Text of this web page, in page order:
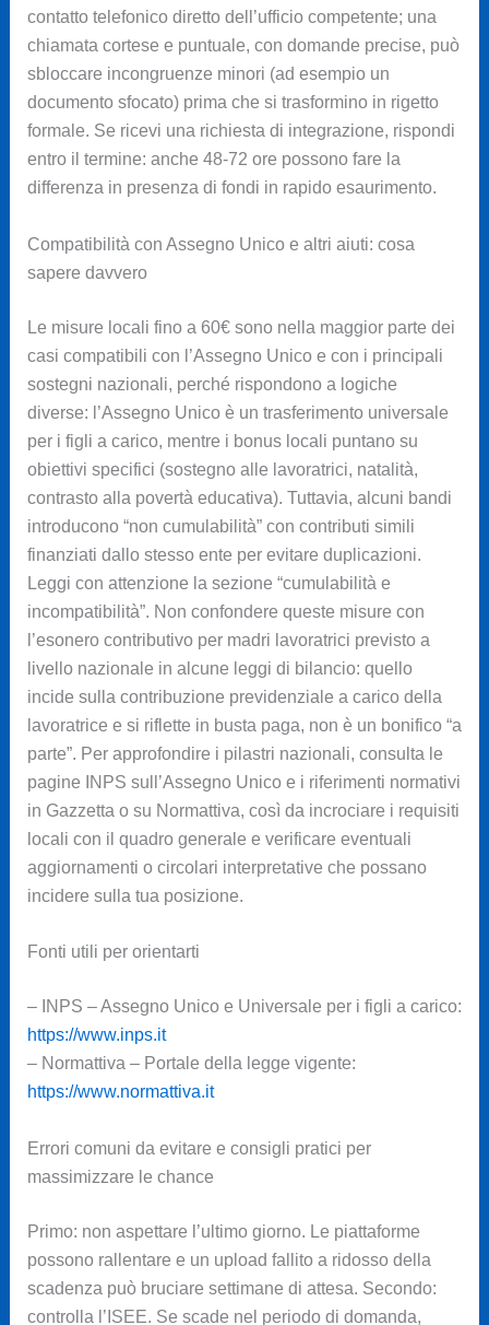
contatto telefonico diretto dell’ufficio competente; una
chiamata cortese e puntuale, con domande precise, può
sbloccare incongruenze minori (ad esempio un
documento sfocato) prima che si trasformino in rigetto
formale. Se ricevi una richiesta di integrazione, rispondi
entro il termine: anche 48-72 ore possono fare la
differenza in presenza di fondi in rapido esaurimento.
Compatibilità con Assegno Unico e altri aiuti: cosa
sapere davvero
Le misure locali fino a 60€ sono nella maggior parte dei
casi compatibili con l’Assegno Unico e con i principali
sostegni nazionali, perché rispondono a logiche
diverse: l’Assegno Unico è un trasferimento universale
per i figli a carico, mentre i bonus locali puntano su
obiettivi specifici (sostegno alle lavoratrici, natalità,
contrasto alla povertà educativa). Tuttavia, alcuni bandi
introducono “non cumulabilità” con contributi simili
finanziati dallo stesso ente per evitare duplicazioni.
Leggi con attenzione la sezione “cumulabilità e
incompatibilità”. Non confondere queste misure con
l’esonero contributivo per madri lavoratrici previsto a
livello nazionale in alcune leggi di bilancio: quello
incide sulla contribuzione previdenziale a carico della
lavoratrice e si riflette in busta paga, non è un bonifico “a
parte”. Per approfondire i pilastri nazionali, consulta le
pagine INPS sull’Assegno Unico e i riferimenti normativi
in Gazzetta o su Normattiva, così da incrociare i requisiti
locali con il quadro generale e verificare eventuali
aggiornamenti o circolari interpretative che possano
incidere sulla tua posizione.
Fonti utili per orientarti
– INPS – Assegno Unico e Universale per i figli a carico:
https://www.inps.it
– Normattiva – Portale della legge vigente:
https://www.normattiva.it
Errori comuni da evitare e consigli pratici per
massimizzare le chance
Primo: non aspettare l’ultimo giorno. Le piattaforme
possono rallentare e un upload fallito a ridosso della
scadenza può bruciare settimane di attesa. Secondo:
controlla l’ISEE. Se scade nel periodo di domanda,